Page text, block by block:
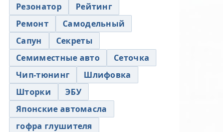
Резонатор
Рейтинг
Ремонт
Самодельный
Сапун
Секреты
Семиместные авто
Сеточка
Чип-тюнинг
Шлифовка
Шторки
ЭБУ
Японские автомасла
гофра глушителя